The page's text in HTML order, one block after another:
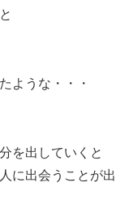
ような・・・
を出していくと
に出会うことが出